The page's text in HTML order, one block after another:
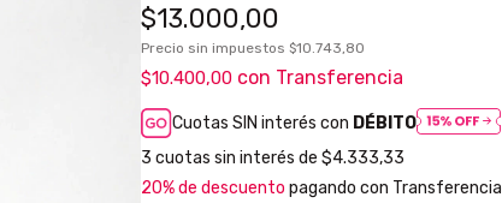
$13.000,00
Precio sin impuestos $10.743,80
$10.400,00 con Transferencia
Cuotas SIN interés con DÉBITO
3 cuotas sin interés de $4.333,33
20% de descuento pagando con Transferencia